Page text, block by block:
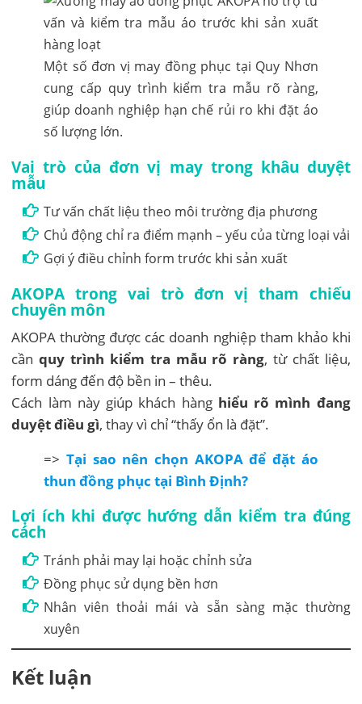
Một số đơn vị may đồng phục tại Quy Nhơn
cung cấp quy trình kiểm tra mẫu rõ ràng,
giúp doanh nghiệp hạn chế rủi ro khi đặt áo
số lượng lớn.
Vai trò của đơn vị may trong khâu duyệt
mẫu
Tư vấn chất liệu theo môi trường địa phương
Chủ động chỉ ra điểm mạnh – yếu của từng loại vải
Gợi ý điều chỉnh form trước khi sản xuất
AKOPA trong vai trò đơn vị tham chiếu
chuyên môn
AKOPA thường được các doanh nghiệp tham khảo khi
cầnquy trình kiểm tra mẫu rõ ràng, từ chất liệu,
form dáng đến độ bền in – thêu.
Cách làm này giúp khách hàng hiểu rõ mình đang
duyệt điều gì, thay vì chỉ “thấy ổn là đặt”.
=> Tại sao nên chọn AKOPA để đặt áo
thun đồng phục tại Bình Định?
Lợi ích khi được hướng dẫn kiểm tra đúng
cách
Tránh phải may lại hoặc chỉnh sửa
Đồng phục sử dụng bền hơn
Nhân viên thoải mái và sẵn sàng mặc thường
xuyên
Kết luận